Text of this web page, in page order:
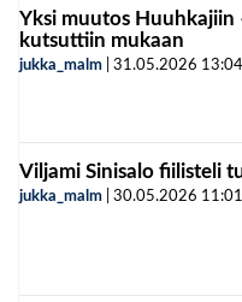
Yksi muutos Huuhkajiin
kutsuttiin mukaan
jukka_malm 31.05.2026 13:04
Viljami Sinisalo fiilisteli
jukka_malm 30.05.2026 11:01